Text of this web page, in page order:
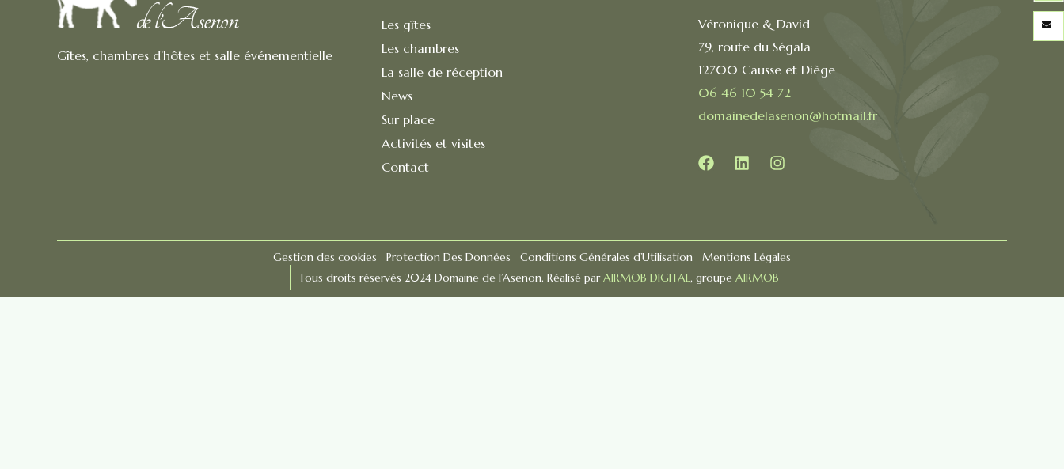
Gîtes, chambres d’hôtes et salle événementielle
Les gîtes
Les chambres
La salle de réception
News
Sur place
Activités et visites
Contact
Véronique & David
79, route du Ségala
12700 Causse et Diège
06 46 10 54 72
domainedelasenon@hotmail.fr
Gestion des cookies Protection Des Données Conditions Générales d’Utilisation
Mentions Légales
Tous droits réservés 2024 Domaine de l’Asenon. Réalisé parAIRMOB DIGITAL, groupe AIRMOB